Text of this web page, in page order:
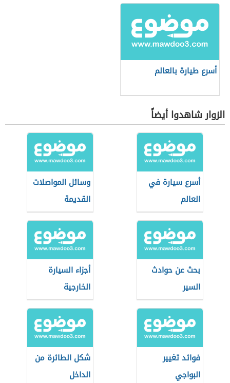
أسرع طيارة بالعالم
الزوار شاهدوا أيضاً
أسرع سيارة في
العالم
وسائل المواصلات
القديمة
بحث عن حوادث
السير
أجزاء السيارة
الخارجية
فوائد تغيير
البواجي
شكل الطائرة من
الداخل